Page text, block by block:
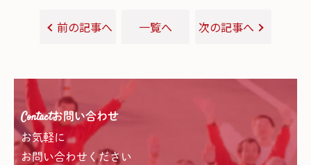
前の記事へ 一覧へ 次の記事へ
Contactお問い合わせ
お気軽に
お問い合わせください